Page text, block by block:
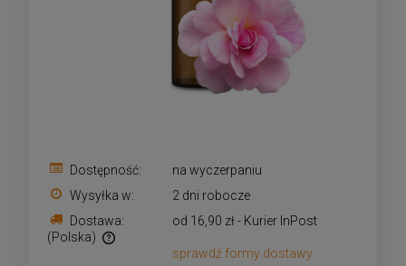
Dostępność:
na wyczerpaniu
Wysyłka w:
2 dni robocze
Dostawa:
od 16,90 zł - Kurier InPost
(Polska)
Cena nie zawiera ewentualnych kosztów płatności
sprawdź formy dostawy